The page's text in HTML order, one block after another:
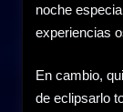
noche
experiencias
En cambio,
de eclipsarlo